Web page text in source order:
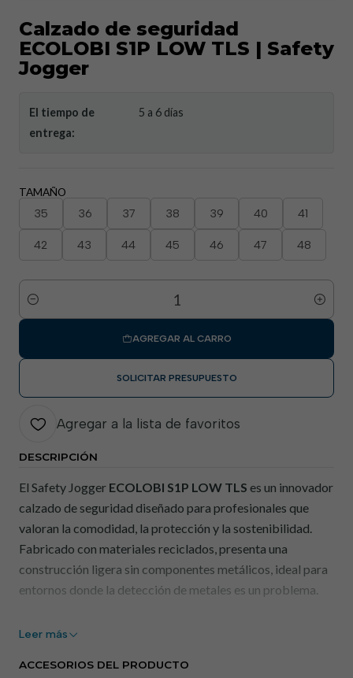
Calzado de seguridad
ECOLOBI S1P LOW TLS | Safety
Jogger
El tiempo de
entrega:
5 a 6 días
TAMAÑO
35 36 37 38 39 40 41
42 43 44 45 46 47 48
Cantidad
AGREGAR AL CARRO
SOLICITAR PRESUPUESTO
Agregar a la lista de favoritos
DESCRIPCIÓN
El Safety Jogger ECOLOBI S1P LOW TLS es un innovador
calzado de seguridad diseñado para profesionales que
valoran la comodidad, la protección y la sostenibilidad.
Fabricado con materiales reciclados, presenta una
construcción ligera sin componentes metálicos, ideal para
entornos donde la detección de metales es un problema.
incluso con guantes. La puntera de composite y la plantilla
Leer más
ACCESORIOS DEL PRODUCTO